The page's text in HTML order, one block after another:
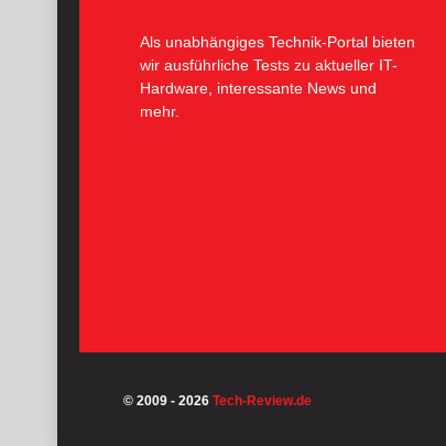
Als unabhängiges Technik-Portal bieten
wir ausführliche Tests zu aktueller IT-
Hardware, interessante News und
mehr.
© 2009 - 2026 Tech-Review.de